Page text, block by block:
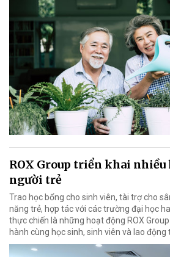
ROX Group triển khai
người trẻ
Trao học bổng cho sinh viên, tài trợ cho
năng trẻ, hợp tác với các trường đại học
thực chiến là những hoạt động ROX
hành cùng học sinh, sinh viên và lao động